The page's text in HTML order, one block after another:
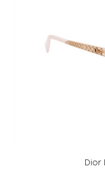
Dior